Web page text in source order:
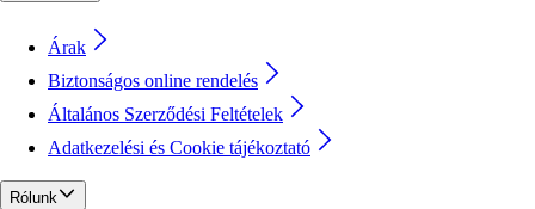
Árak
Biztonságos online rendelés
Általános Szerződési Feltételek
Adatkezelési és Cookie tájékoztató
Rólunk